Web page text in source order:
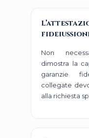
Non
dimostra la
garanzie
collegate
alla richiesta